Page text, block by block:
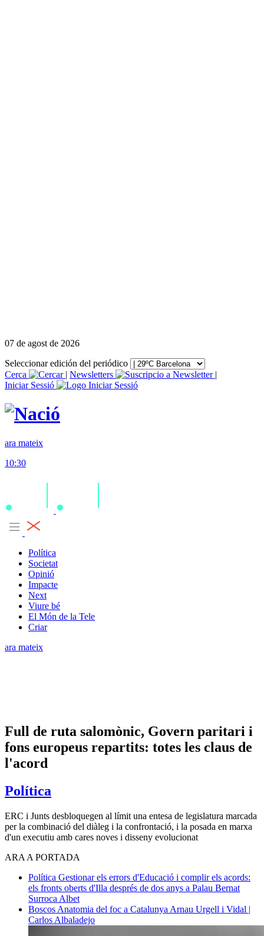
07 de agost de 2026
Seleccionar edición del periódico
Cerca
| Newsletters
|
Iniciar Sessió
ara mateix
10:30
Política
Societat
Opinió
Impacte
Next
Viure bé
El Món de la Tele
Criar
ara mateix
Full de ruta salomònic, Govern paritari i
fons europeus repartits: totes les claus de
l'acord
Política
ERC i Junts desbloquegen al límit una entesa de legislatura marcada
per la combinació del diàleg i la confrontació, i la posada en marxa
d'un executiu amb cares noves i disseny evolucionat
ARA A PORTADA
Política Gestionar els errors d'Educació i complir els acords:
els fronts oberts d'Illa després de dos anys a Palau Bernat
Surroca Albet
Boscos Anatomia del foc a Catalunya Arnau Urgell i Vidal |
Carlos Albaladejo